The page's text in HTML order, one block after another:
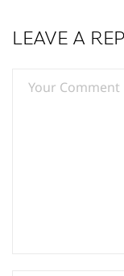
LEAVE A